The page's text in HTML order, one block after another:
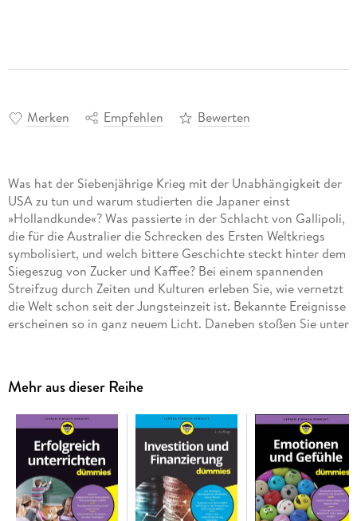
Merken Empfehlen Bewerten
Was hat der Siebenjährige Krieg mit der Unabhängigkeit der
USA zu tun und warum studierten die Japaner einst
»Hollandkunde«? Was passierte in der Schlacht von Gallipoli,
die für die Australier die Schrecken des Ersten Weltkriegs
symbolisiert, und welch bittere Geschichte steckt hinter dem
Siegeszug von Zucker und Kaffee? Bei einem spannenden
Streifzug durch Zeiten und Kulturen erleben Sie, wie vernetzt
die Welt schon seit der Jungsteinzeit ist. Bekannte Ereignisse
erscheinen so in ganz neuem Licht. Daneben stoßen Sie unter
Inhaltsverzeichnis
Ü ber die Autorin 21
Einfü hrung 23
Teil I: Gestatten, die Weltgeschichte! Eine Vorstellung 27
Kapitel 1: Was Weltgeschichte eigentlich ist 29
Kapitel 2: Wie Weltgeschichte gegliedert wird 37
Kapitel 3: Wie Weltgeschichte dargestellt wird 43
Mehr aus dieser Reihe